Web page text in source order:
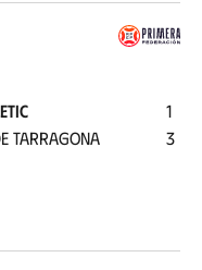
TARRAGONA
1
3